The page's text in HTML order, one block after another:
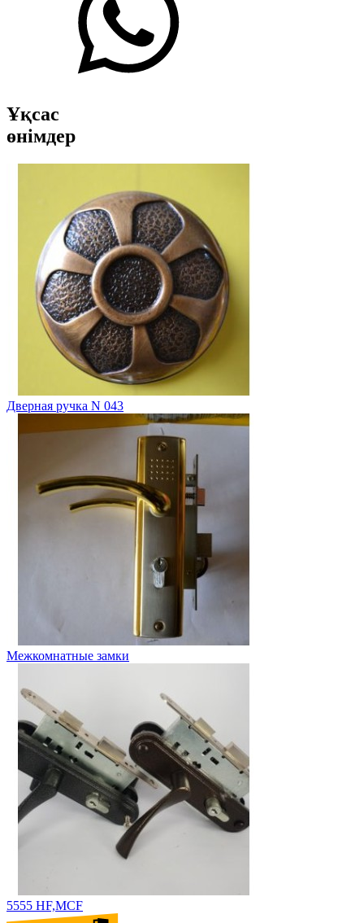
Ұқсас
өнімдер
Дверная ручка N 043
Межкомнатные замки
5555 HF,MCF